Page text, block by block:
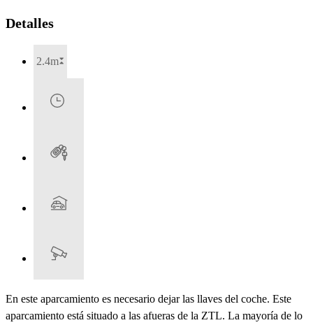
Detalles
2.4m
En este aparcamiento es necesario dejar las llaves del coche. Este
aparcamiento está situado a las afueras de la ZTL. La mayoría de lo